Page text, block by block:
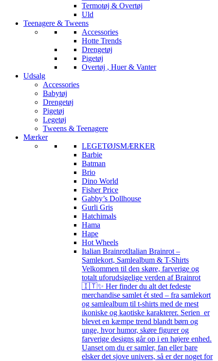
Termotøj & Overtøj
Uld
Teenagere & Tweens
Accessories
Hotte Trends
Drengetøj
Pigetøj
Overtøj , Huer & Vanter
Udsalg
Accessories
Babytøj
Drengetøj
Pigetøj
Legetøj
Tweens & Teenagere
Mærker
LEGETØJSMÆRKER
Barbie
Batman
Brio
Dino World
Fisher Price
Gabby’s Dollhouse
Gurli Gris
Hatchimals
Hama
Hape
Hot Wheels
Italian BrainrotItalian Brainrot –
Samlekort, Samlealbum & T-Shirts
Velkommen til den skøre, farverige og
totalt uforudsigelige verden af Brainrot
🇮🇹✨ Her finder du alt det fedeste
merchandise samlet ét sted – fra samlekort
og samlealbum til t-shirts med de mest
ikoniske og kaotiske karakterer. Serien er
blevet en kæmpe trend blandt børn og
unge, hvor humor, skøre figurer og
farverige designs går op i en højere enhed.
Uanset om du er samler, fan eller bare
elsker det sjove univers, så er der noget for